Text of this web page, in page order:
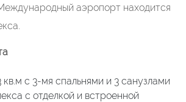
аэропорт находится
с 3-мя спальнями и 3 санузлами
с отделкой и встроенной